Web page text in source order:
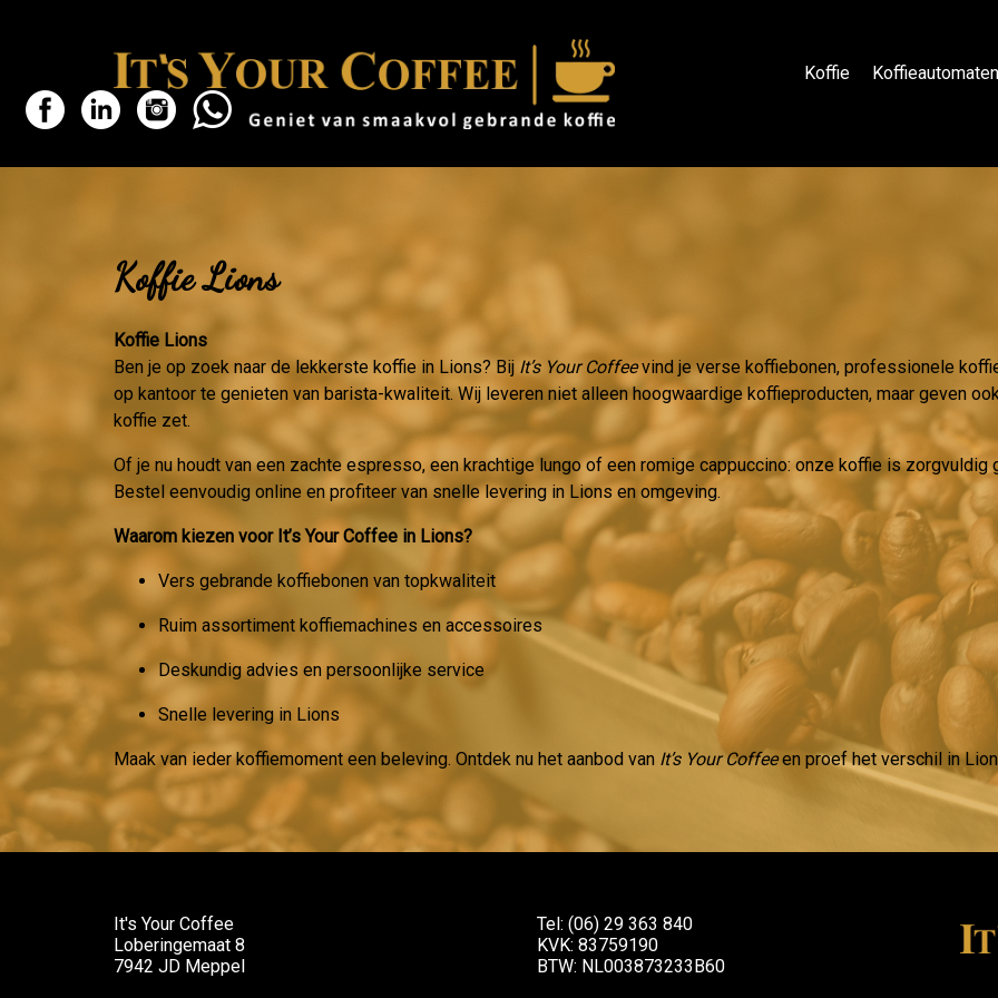
Koffie Koffieautomaten
Koffie Lions
Koffie Lions
Ben je op zoek naar de lekkerste koffie in Lions? Bij It’s Your Coffeevind je verse koffiebonen, professionele
op kantoor te genieten van barista-kwaliteit. Wij leveren niet alleen hoogwaardige koffieproducten, maar geven
koffie zet.
Of je nu houdt van een zachte espresso, een krachtige lungo of een romige cappuccino: onze koffie is
Bestel eenvoudig online en profiteer van snelle levering in Lions en omgeving.
Waarom kiezen voor It’s Your Coffee in Lions?
Vers gebrande koffiebonen van topkwaliteit
Ruim assortiment koffiemachines en accessoires
Deskundig advies en persoonlijke service
Snelle levering in Lions
Maak van ieder koffiemoment een beleving. Ontdek nu het aanbod van It’s Your Coffeeen proef het verschil in
It's Your Coffee
Loberingemaat 8
7942 JD Meppel
Tel: (06) 29 363 840
KVK: 83759190
BTW: NL003873233B60